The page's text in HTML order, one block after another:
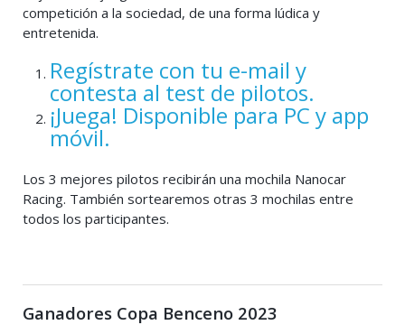
competición a la sociedad, de una forma lúdica y
entretenida.
Regístrate con tu e-mail y
contesta al test de pilotos.
¡Juega! Disponible para PC y app
móvil.
Los 3 mejores pilotos recibirán una mochila Nanocar
Racing. También sortearemos otras 3 mochilas entre
todos los participantes.
Ganadores Copa Benceno 2023